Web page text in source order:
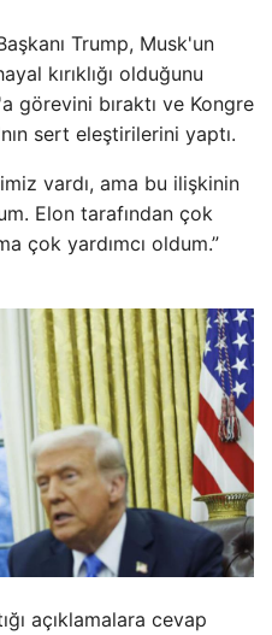
Trump, Musk'un
kırıklığı olduğunu
görevini bıraktı ve Kongre
sert eleştirilerini yaptı.
vardı, ama bu ilişkinin
Elon tarafından çok
çok yardımcı oldum.”
açıklamalara cevap